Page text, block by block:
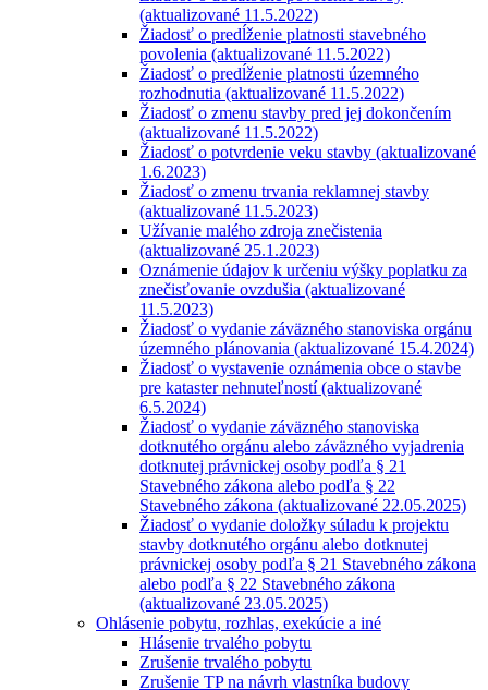
(aktualizované 11.5.2022)
Žiadosť o predĺženie platnosti stavebného
povolenia (aktualizované 11.5.2022)
Žiadosť o predĺženie platnosti územného
rozhodnutia (aktualizované 11.5.2022)
Žiadosť o zmenu stavby pred jej dokončením
(aktualizované 11.5.2022)
Žiadosť o potvrdenie veku stavby (aktualizované
1.6.2023)
Žiadosť o zmenu trvania reklamnej stavby
(aktualizované 11.5.2023)
Užívanie malého zdroja znečistenia
(aktualizované 25.1.2023)
Oznámenie údajov k určeniu výšky poplatku za
znečisťovanie ovzdušia (aktualizované
11.5.2023)
Žiadosť o vydanie záväzného stanoviska orgánu
územného plánovania (aktualizované 15.4.2024)
Žiadosť o vystavenie oznámenia obce o stavbe
pre kataster nehnuteľností (aktualizované
6.5.2024)
Žiadosť o vydanie záväzného stanoviska
dotknutého orgánu alebo záväzného vyjadrenia
dotknutej právnickej osoby podľa § 21
Stavebného zákona alebo podľa § 22
Stavebného zákona (aktualizované 22.05.2025)
Žiadosť o vydanie doložky súladu k projektu
stavby dotknutého orgánu alebo dotknutej
právnickej osoby podľa § 21 Stavebného zákona
alebo podľa § 22 Stavebného zákona
(aktualizované 23.05.2025)
Ohlásenie pobytu, rozhlas, exekúcie a iné
Hlásenie trvalého pobytu
Zrušenie trvalého pobytu
Zrušenie TP na návrh vlastníka budovy